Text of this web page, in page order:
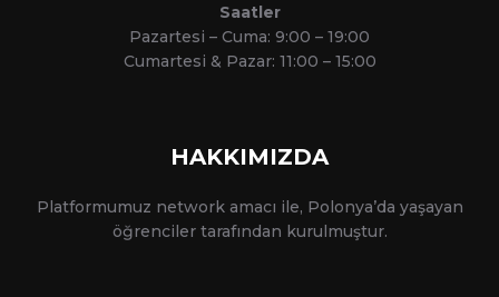
Saatler
Pazartesi – Cuma: 9:00 – 19:00
Cumartesi & Pazar: 11:00 – 15:00
HAKKIMIZDA
Platformumuz network amacı ile, Polonya’da yaşayan
öğrenciler tarafından kurulmuştur.